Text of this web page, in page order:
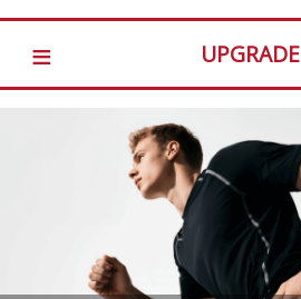
≡ UPGRADE